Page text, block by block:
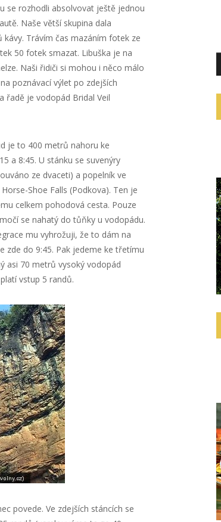
se rozhodli absolvovat ještě jednou
Naše větší skupina dala
Trávím čas mazáním fotek ze
50 fotek smazat. Libuška je na
Naši řidiči si mohou i něco málo
poznávací výlet po zdejších
řadě je vodopád Bridal Veil
je to 400 metrů nahoru ke
a 8:45. U stánku se suvenýry
ze dvaceti) a popelník ve
Shoe Falls (Podkova). Ten je
celkem pohodová cesta. Pouze
se nahatý do tůňky u vodopádu.
mu vyhrožuji, že to dám na
zde do 9:45. Pak jedeme ke třetímu
asi 70 metrů vysoký vodopád
vstup 5 randů.
povede. Ve zdejších stáncích se